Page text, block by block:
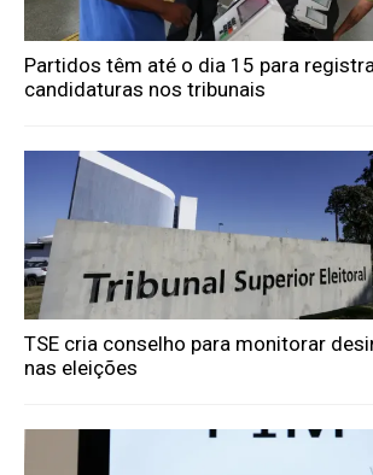
Partidos têm até o dia 15 para
candidaturas nos tribunais
TSE cria conselho para monitorar
nas eleições